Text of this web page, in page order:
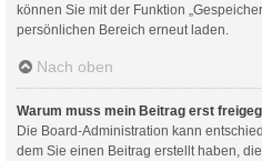
können Sie mit der Funktion
persönlichen Bereich erneut laden.
Nach oben
Warum muss mein Beitrag erst
Die Board-Administration kann
dem Sie einen Beitrag erstellt haben,